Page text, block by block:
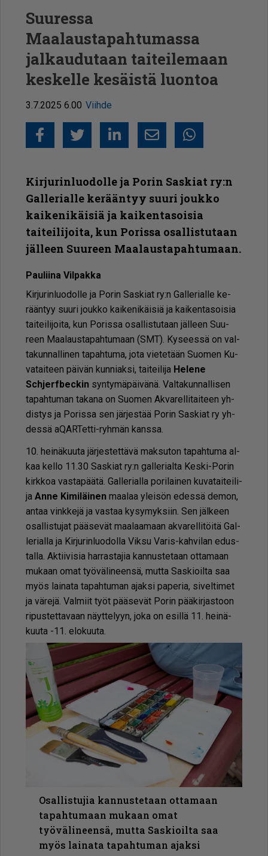
Suuressa
Maalaustapahtumassa
jalkaudutaan taiteilemaan
keskelle kesäistä luontoa
3.7.2025 6.00 Viihde
FacebookTwitter
LinkedIn
SähköpostiWhatsapp
Kirjurinluodolle ja Porin Saskiat ry:n
Gallerialle kerääntyy suuri joukko
kaikenikäisiä ja kaikentasoisia
taiteilijoita, kun Porissa osallistutaan
jälleen Suureen Maalaustapahtumaan.
Pau­lii­na Vil­pak­ka
Kir­ju­rin­luo­dol­le ja Po­rin Sas­ki­at ry:n Gal­le­ri­al­le ke­
rään­tyy suu­ri jouk­ko kai­ke­ni­käi­siä ja kai­ken­ta­soi­sia
tai­tei­li­joi­ta, kun Po­ris­sa osal­lis­tu­taan jäl­leen Suu­
reen Maa­laus­ta­pah­tu­maan (SMT). Ky­sees­sä on val­
ta­kun­nal­li­nen ta­pah­tu­ma, jota vie­te­tään Suo­men Ku­
va­tai­teen päi­vän kun­ni­ak­si, tai­tei­li­ja He­le­ne
Schjerf­bec­kinsyn­ty­mä­päi­vä­nä. Val­ta­kun­nal­li­sen
ta­pah­tu­man ta­ka­na on Suo­men Ak­va­rel­li­tai­teen yh­
dis­tys ja Po­ris­sa sen jär­jes­tää Po­rin Sas­ki­at ry yh­
des­sä aQAR­Tet­ti-ryh­män kans­sa.
10. hei­nä­kuu­ta jär­jes­tet­tä­vä mak­su­ton ta­pah­tu­ma al­
kaa kel­lo 11.30 Sas­ki­at ry:n gal­le­ri­al­ta Kes­ki-Po­rin
kirk­koa vas­ta­pää­tä. Gal­le­ri­al­la po­ri­lai­nen ku­va­tai­tei­li­
jaAn­ne Ki­mi­läi­nenmaa­laa ylei­sön edes­sä de­mon,
an­taa vink­ke­jä ja vas­taa ky­sy­myk­siin. Sen jäl­keen
osal­lis­tu­jat pää­se­vät maa­laa­maan ak­va­rel­li­töi­tä Gal­
le­ri­al­la ja Kir­ju­rin­luo­dol­la Vik­su Va­ris-kah­vi­lan edus­
tal­la. Ak­tii­vi­sia har­ras­ta­jia kan­nus­te­taan ot­ta­maan
mu­kaan omat työ­vä­li­neen­sä, mut­ta Sas­ki­oil­ta saa
myös lai­na­ta ta­pah­tu­man ajak­si pa­pe­ria, si­vel­ti­met
ja vä­re­jä. Val­miit työt pää­se­vät Po­rin pää­kir­jas­toon
ri­pus­tet­ta­vaan näyt­te­lyyn, joka on esil­lä 11. hei­nä­
kuu­ta -11. elo­kuu­ta.
Osallistujia kannustetaan ottamaan
tapahtumaan mukaan omat
työvälineensä, mutta Saskioilta saa
myös lainata tapahtuman ajaksi